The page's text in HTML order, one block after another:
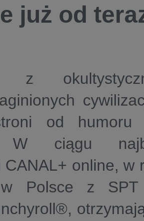
już od
z
od humoru
W ciągu
CANAL+ online, w
w Polsce z